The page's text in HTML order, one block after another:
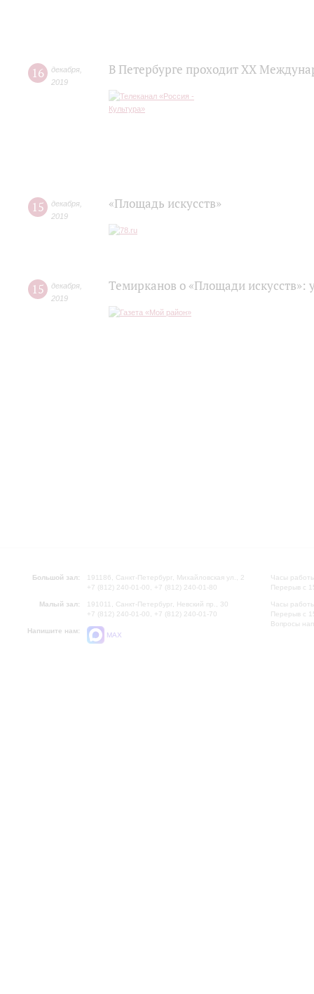
16 декабря
2019
В Петербурге проходит ХХ
15 декабря
2019
«Площадь искусств»
15 декабря
2019
Темирканов о «Площади
Большой зал:
191186, Санкт-Петербург, Михайловская ул., 2
+7 (812) 240-01-00, +7 (812) 240-01-80
Малый зал:
191011, Санкт-Петербург, Невский пр., 30
+7 (812) 240-01-00, +7 (812) 240-01-70
Напишите нам:
MAX
Часы
Перерыв с
Часы
Перерыв с
Вопросы